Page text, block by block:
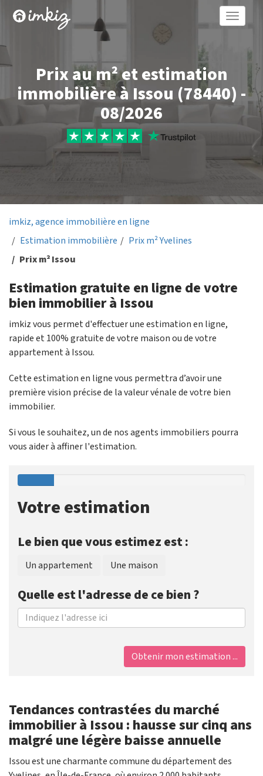
Toggle
Prix au m² et estimation
immobilière à Issou (78440) -
08/2026
imkiz, agence immobilière en ligne
Estimation immobilière
Prix m² Yvelines
Prix m² Issou
Estimation gratuite en ligne de votre
bien immobilier à Issou
imkiz vous permet d'effectuer une estimation en ligne,
rapide et 100% gratuite de votre maison ou de votre
appartement à Issou.
Cette estimation en ligne vous permettra d’avoir une
première vision précise de la valeur vénale de votre bien
immobilier.
Si vous le souhaitez, un de nos agents immobiliers pourra
vous aider à affiner l'estimation.
Votre estimation
Le bien que vous estimez est :
Un appartement Une maison
Quelle est l'adresse de ce bien ?
Obtenir mon estimation ...
Tendances contrastées du marché
immobilier à Issou : hausse sur cinq ans
malgré une légère baisse annuelle
Issou est une charmante commune du département des